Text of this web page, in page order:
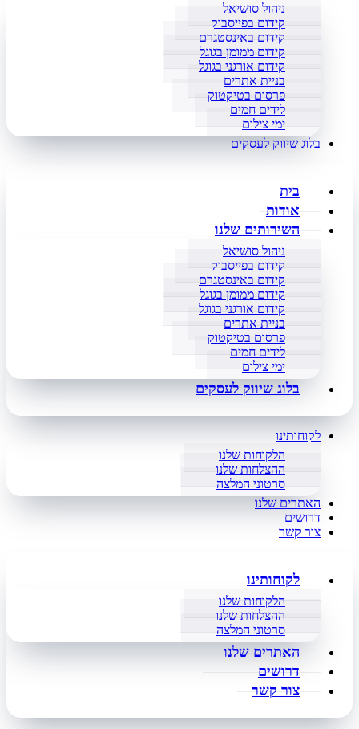
ניהול סושיאל
קידום בפייסבוק
קידום באינסטגרם
קידום ממומן בגוגל
קידום אורגני בגוגל
בניית אתרים
פרסום בטיקטוק
לידים חמים
ימי צילום
בלוג שיווק לעסקים
בית
אודות
השירותים שלנו
ניהול סושיאל
קידום בפייסבוק
קידום באינסטגרם
קידום ממומן בגוגל
קידום אורגני בגוגל
בניית אתרים
פרסום בטיקטוק
לידים חמים
ימי צילום
בלוג שיווק לעסקים
לקוחותינו
הלקוחות שלנו
ההצלחות שלנו
סרטוני המלצה
האתרים שלנו
דרושים
צור קשר
לקוחותינו
הלקוחות שלנו
ההצלחות שלנו
סרטוני המלצה
האתרים שלנו
דרושים
צור קשר